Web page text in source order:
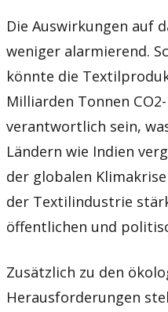
Die Auswirkungen auf
weniger alarmierend.
könnte die
Milliarden Tonnen
verantwortlich sein,
Ländern wie Indien
der globalen
der Textilindustrie
öffentlichen und
Zusätzlich zu den
Herausforderungen